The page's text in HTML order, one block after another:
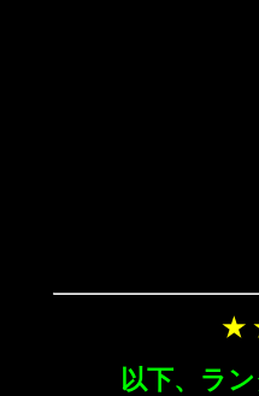
★
以下、ラ